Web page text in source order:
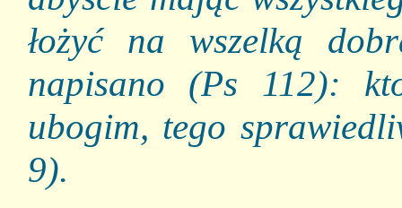
łożyć na wszelką
napisano (Ps 112):
ubogim, tego
9).